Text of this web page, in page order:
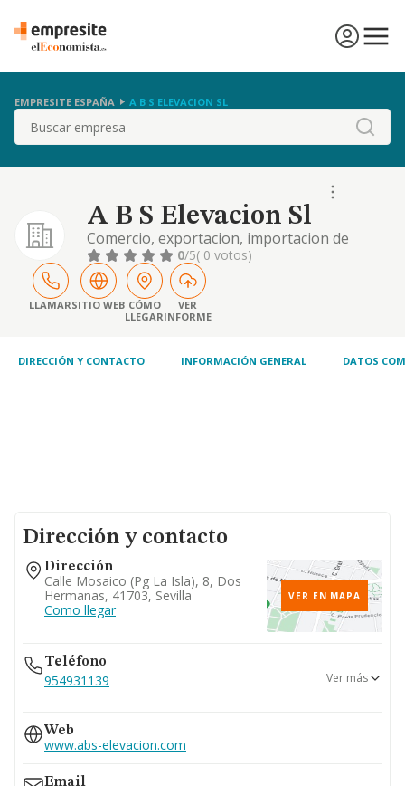
EMPRESITE ESPAÑA A B S ELEVACION SL
Buscar
A B S Elevacion Sl
Comercio, exportacion, importacion de
articulos de ferreteria y accesorios
0/5( 0 votos)
LLAMARSITIO WEB CÓMO
LLEGAR
VER
INFORME
DIRECCIÓN Y CONTACTO INFORMACIÓN GENERAL DATOS
Dirección y contacto
Dirección
Calle Mosaico (pg La Isla), 8, Dos
Hermanas, 41703, Sevilla
Como llegar
VER EN MAPA
Teléfono
954931139
954930529
Ver más
Web
www.abs-elevacion.com
Email